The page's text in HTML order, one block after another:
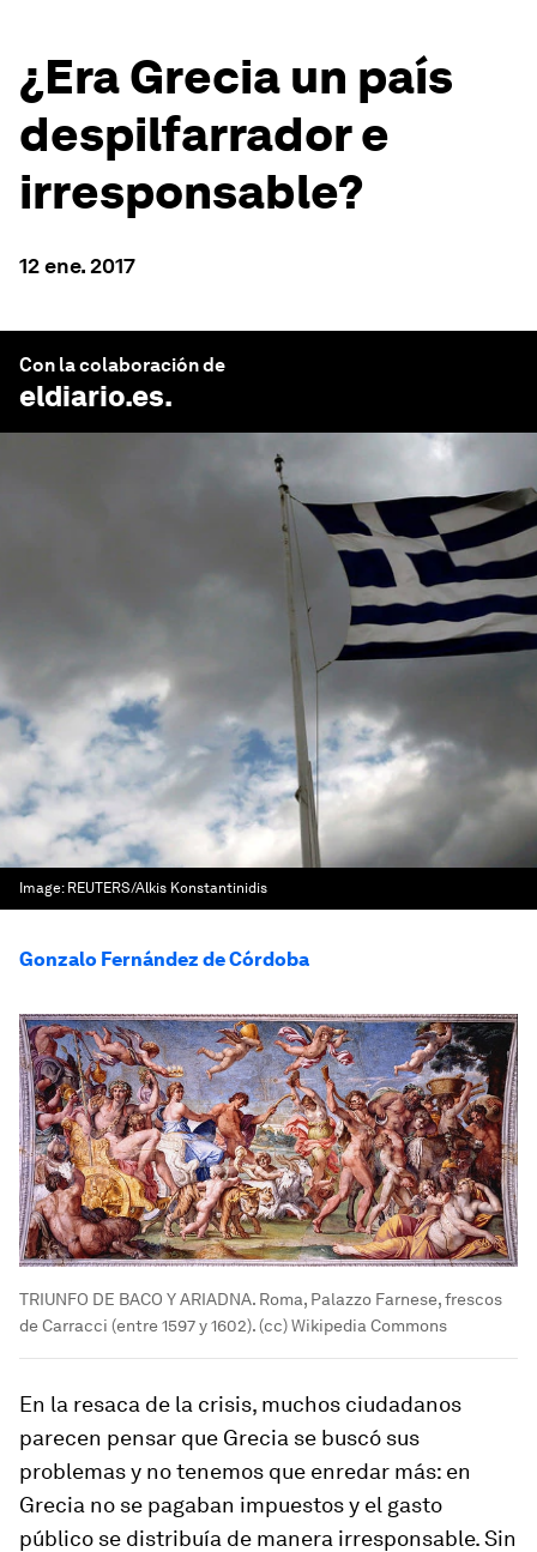
¿Era Grecia un país
despilfarrador e
irresponsable?
12 ene. 2017
Con la colaboración de
eldiario.es.
Image: REUTERS/Alkis Konstantinidis
Gonzalo Fernández de Córdoba
TRIUNFO DE BACO Y ARIADNA. Roma, Palazzo Farnese, frescos
de Carracci (entre 1597 y 1602). (cc) Wikipedia Commons
En la resaca de la crisis, muchos ciudadanos
parecen pensar que Grecia se buscó sus
problemas y no tenemos que enredar más: en
Grecia no se pagaban impuestos y el gasto
público se distribuía de manera irresponsable. Sin